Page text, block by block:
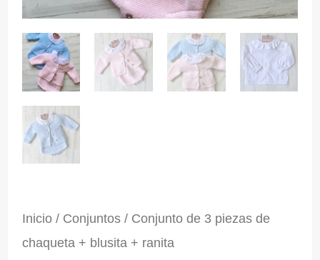
Inicio/ Conjuntos/ Conjunto de 3 piezas de
chaqueta + blusita + ranita